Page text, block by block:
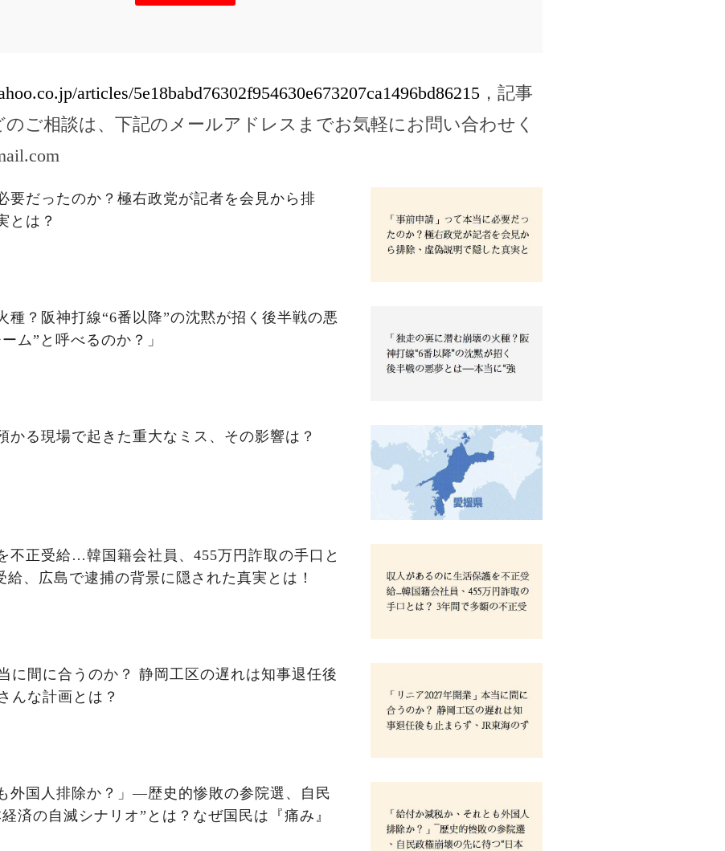
articles/5e18babd76302f954630e673207ca1496bd86215 ，記事
ご相談は、下記のメールアドレスまでお気軽にお問い合わせく
要だったのか？極右政党が記者を会見から排
とは？
種？阪神打線“6番以降”の沈黙が招く後半戦の悪
ム”と呼べるのか？」
かる現場で起きた重大なミス、その影響は？
不正受給…韓国籍会社員、455万円詐取の手口と
、広島で逮捕の背景に隠された真実とは！
に間に合うのか？ 静岡工区の遅れは知事退任後
んな計画とは？
外国人排除か？」―歴史的惨敗の参院選、自民
済の自滅シナリオ”とは？なぜ国民は『痛み』